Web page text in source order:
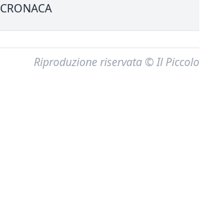
CRONACA
Riproduzione riservata © Il Piccolo